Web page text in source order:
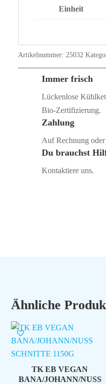
Einheit
Artikelnummer: 25032
Immer frisch
Lückenlose
Bio‑Zertifizierung.
Zahlung
Auf Rechnung
Du brauchst
Kontaktiere uns.
Ähnliche
TK EB VEGAN
BANA/JOHANN/NUSS